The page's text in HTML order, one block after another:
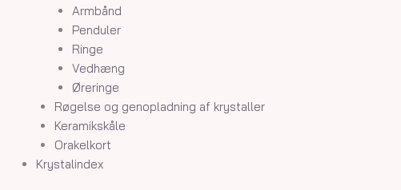
Armbånd
Penduler
Ringe
Vedhæng
Øreringe
Røgelse og genopladning af krystaller
Keramikskåle
Orakelkort
Krystalindex